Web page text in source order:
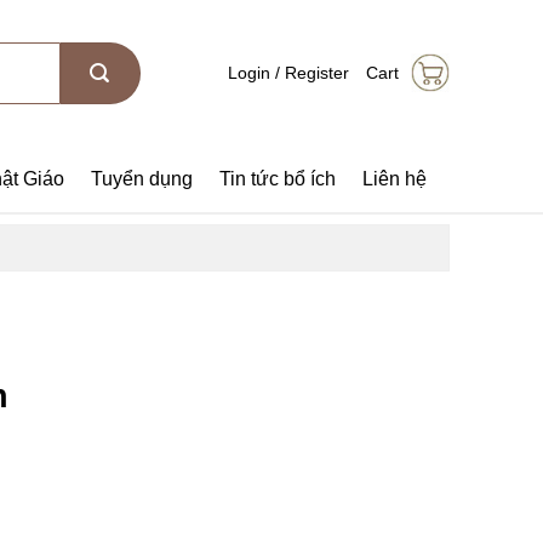
Login / Register Cart
Giáo Tuyển dụng Tin tức bổ ích Liên hệ